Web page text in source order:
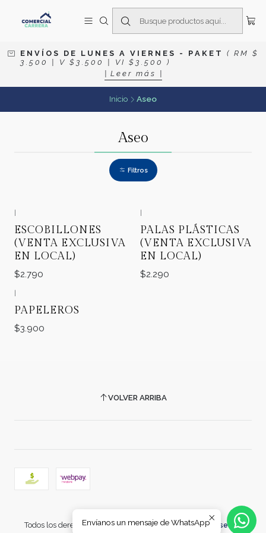
E N V Í O S D E L U N E S A V I E R N E S - P A K E T
( R M $
3 . 5 0 0 | V $ 3 . 5 0 0 | V I $ 3 . 5 0 0 )
| L e e r m á s |
Inicio Aseo
Aseo
Filtros
|
ESCOBILLONES
(VENTA EXCLUSIVA
EN LOCAL)
$2.790
|
PALAS PLÁSTICAS
(VENTA EXCLUSIVA
EN LOCAL)
$2.290
PAPELEROS
$3.900
VOLVER ARRIBA
Todos los derechos reservados.Desarrollado por Jumpseller.
Envíanos un mensaje de WhatsApp